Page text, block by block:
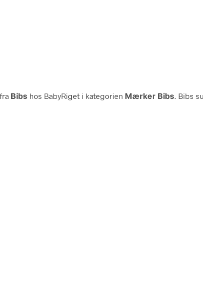
fra Bibs hos BabyRiget i kategorien Mærker Bibs . Bibs